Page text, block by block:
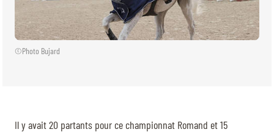
©Photo Bujard
Il y avait 20 partants pour ce championnat Romand et 15